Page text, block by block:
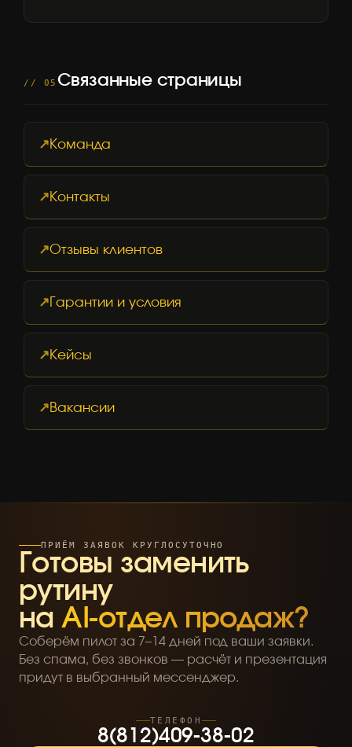
// 05 Связанные страницы
Команда
Контакты
Отзывы клиентов
Гарантии и условия
Кейсы
Вакансии
ПРИЁМ ЗАЯВОК КРУГЛОСУТОЧНО
Готовы заменить
рутину
наAI-отдел продаж?
Соберём пилот за 7–14 дней под ваши заявки.
Без спама, без звонков — расчёт и презентация
придут в выбранный мессенджер.
ТЕЛЕФОН
8(81 2)409-38-02